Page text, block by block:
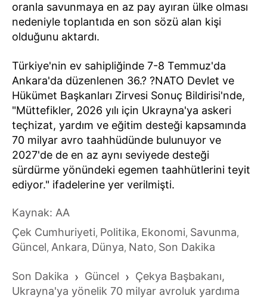
oranla savunmaya en az pay ayıran ülke olması
nedeniyle toplantıda en son sözü alan kişi
olduğunu aktardı.
Türkiye'nin ev sahipliğinde 7-8 Temmuz'da
Ankara'da düzenlenen 36.? ?NATO Devlet ve
Hükümet Başkanları Zirvesi Sonuç Bildirisi'nde,
"Müttefikler, 2026 yılı için Ukrayna'ya askeri
teçhizat, yardım ve eğitim desteği kapsamında
70 milyar avro taahhüdünde bulunuyor ve
2027'de de en az aynı seviyede desteği
sürdürme yönündeki egemen taahhütlerini teyit
ediyor." ifadelerine yer verilmişti.
Kaynak: AA
Çek Cumhuriyeti, Politika, Ekonomi, Savunma,
Güncel, Ankara, Dünya, Nato, Son Dakika
Son Dakika › Güncel › Çekya Başbakanı,
Ukrayna'ya yönelik 70 milyar avroluk yardıma